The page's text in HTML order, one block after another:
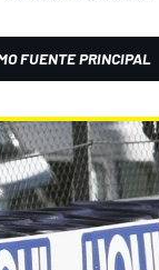
FUENTE PRINCIPAL